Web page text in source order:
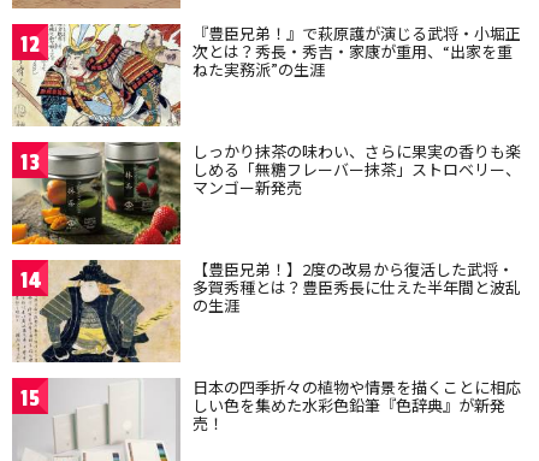
12 『豊臣兄弟！』で萩原護が演じる武将・小堀正
次とは？秀長・秀吉・家康が重用、“出家を重
ねた実務派”の生涯
13 しっかり抹茶の味わい、さらに果実の香りも楽
しめる「無糖フレーバー抹茶」ストロベリー、
マンゴー新発売
14 【豊臣兄弟！】2度の改易から復活した武将・
多賀秀種とは？豊臣秀長に仕えた半年間と波乱
の生涯
15 日本の四季折々の植物や情景を描くことに相応
しい色を集めた水彩色鉛筆『色辞典』が新発
売！